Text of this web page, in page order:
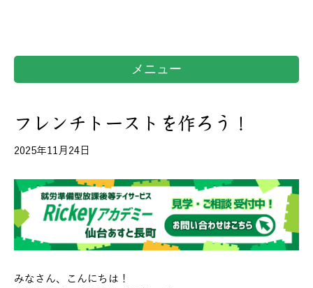
メニュー
フレンチトーストを作ろう！
2025年11月24日
みなさん、こんにちは！